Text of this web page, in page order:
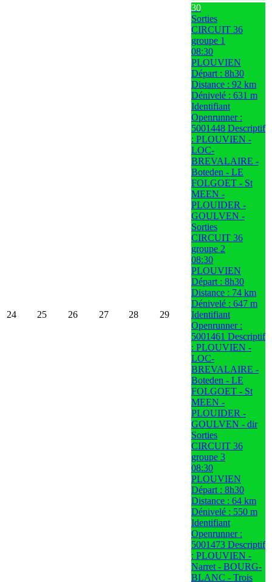
24 25 26 27 28 29
30
Sorties
CIRCUIT 36
groupe 1
08:30
PLOUVIEN
Départ : 8h30
Distance : 92 km
Dénivelé : 631 m
Identifiant
Openrunner :
5001448 Descriptif
: PLOUVIEN -
LOC-
BREVALAIRE -
Boteden - LE
FOLGOET - St
MEEN -
PLOUIDER -
GOULVEN -
Sorties
CIRCUIT 36
groupe 2
08:30
PLOUVIEN
Départ : 8h30
Distance : 74 km
Dénivelé : 647 m
Identifiant
Openrunner :
5001461 Descriptif
: PLOUVIEN -
LOC-
BREVALAIRE -
Boteden - LE
FOLGOET - St
MEEN -
PLOUIDER -
GOULVEN - dir
Sorties
CIRCUIT 36
groupe 3
08:30
PLOUVIEN
Départ : 8h30
Distance : 64 km
Dénivelé : 550 m
Identifiant
Openrunner :
5001473 Descriptif
: PLOUVIEN -
Narret - BOURG-
BLANC - Trois